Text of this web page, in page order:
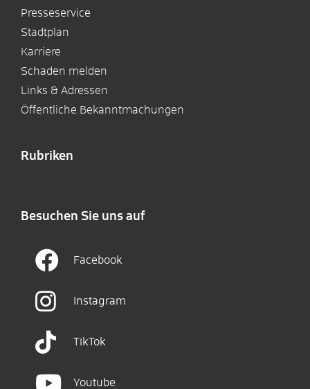
Presseservice
Stadtplan
Karriere
Schaden melden
Links & Adressen
Öffentliche Bekanntmachungen
Rubriken
Besuchen Sie uns auf
Facebook
Instagram
TikTok
Youtube